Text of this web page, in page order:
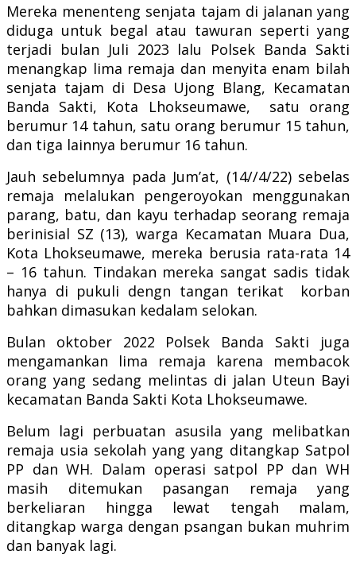
Mereka menenteng senjata tajam di jalanan yang
diduga untuk begal atau tawuran seperti yang
terjadi bulan Juli 2023 lalu Polsek Banda Sakti
menangkap lima remaja dan menyita enam bilah
senjata tajam di Desa Ujong Blang, Kecamatan
Banda Sakti, Kota Lhokseumawe, satu orang
berumur 14 tahun, satu orang berumur 15 tahun,
dan tiga lainnya berumur 16 tahun.
Jauh sebelumnya pada Jum’at, (14//4/22) sebelas
remaja melalukan pengeroyokan menggunakan
parang, batu, dan kayu terhadap seorang remaja
berinisial SZ (13), warga Kecamatan Muara Dua,
Kota Lhokseumawe, mereka berusia rata-rata 14
– 16 tahun. Tindakan mereka sangat sadis tidak
hanya di pukuli dengn tangan terikat korban
bahkan dimasukan kedalam selokan.
Bulan oktober 2022 Polsek Banda Sakti juga
mengamankan lima remaja karena membacok
orang yang sedang melintas di jalan Uteun Bayi
kecamatan Banda Sakti Kota Lhokseumawe.
Belum lagi perbuatan asusila yang melibatkan
remaja usia sekolah yang yang ditangkap Satpol
PP dan WH. Dalam operasi satpol PP dan WH
masih ditemukan pasangan remaja yang
berkeliaran hingga lewat tengah malam,
ditangkap warga dengan psangan bukan muhrim
dan banyak lagi.